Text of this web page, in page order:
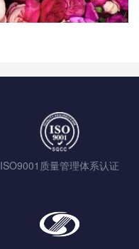
ISO9001质量管理体系认证